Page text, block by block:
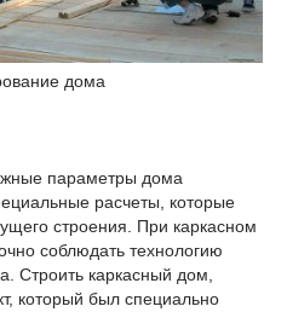
дома
параметры дома
расчеты, которые
строения. При каркасном
соблюдать технологию
Строить каркасный дом,
который был специально